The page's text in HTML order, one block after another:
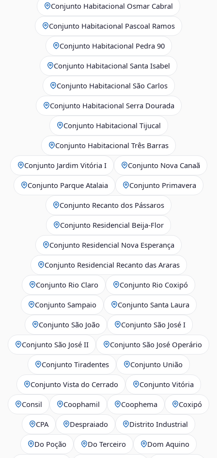
Conjunto Habitacional Osmar Cabral
Conjunto Habitacional Pascoal Ramos
Conjunto Habitacional Pedra 90
Conjunto Habitacional Santa Isabel
Conjunto Habitacional São Carlos
Conjunto Habitacional Serra Dourada
Conjunto Habitacional Tijucal
Conjunto Habitacional Três Barras
Conjunto Jardim Vitória I Conjunto Nova Canaã
Conjunto Parque Atalaia Conjunto Primavera
Conjunto Recanto dos Pássaros
Conjunto Residencial Beija-Flor
Conjunto Residencial Nova Esperança
Conjunto Residencial Recanto das Araras
Conjunto Rio Claro Conjunto Rio Coxipó
Conjunto Sampaio Conjunto Santa Laura
Conjunto São João Conjunto São José I
Conjunto São José II Conjunto São José Operário
Conjunto Tiradentes Conjunto União
Conjunto Vista do Cerrado Conjunto Vitória
Consil Coophamil Coophema Coxipó
CPA Despraiado Distrito Industrial
Do Poção Do Terceiro Dom Aquino